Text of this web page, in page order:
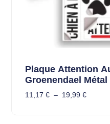
Plaque Attention
Groenendael
11,17 € – 19,99 €